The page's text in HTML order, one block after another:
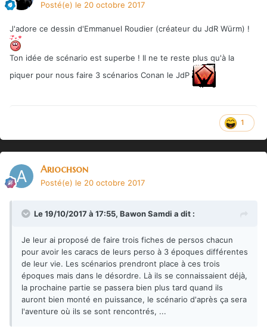
Posté(e) le 20 octobre 2017
J'adore ce dessin d'Emmanuel Roudier (créateur du JdR Würm) !
Ton idée de scénario est superbe ! Il ne te reste plus qu'à la
piquer pour nous faire 3 scénarios Conan le JdP
1
Ariochson
Posté(e) le 20 octobre 2017
Le 19/10/2017 à 17:55, Bawon Samdi a dit :
Je leur ai proposé de faire trois fiches de persos chacun
pour avoir les caracs de leurs perso à 3 époques différentes
de leur vie. Les scénarios prendront place à ces trois
époques mais dans le désordre. Là ils se connaissaient déjà,
la prochaine partie se passera bien plus tard quand ils
auront bien monté en puissance, le scénario d'après ça sera
l'aventure où ils se sont rencontrés, ...